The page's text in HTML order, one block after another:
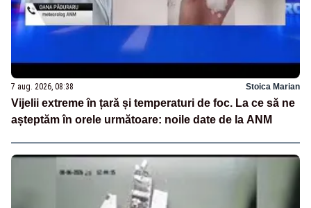
7 aug. 2026, 08:38 Stoica Marian
Vijelii extreme în țară și temperaturi de foc. La ce să ne
așteptăm în orele următoare: noile date de la ANM